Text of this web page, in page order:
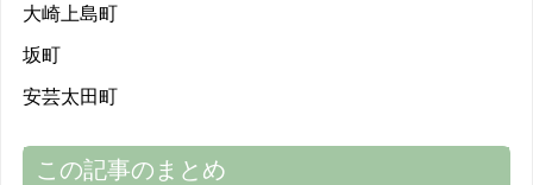
大崎上島町
坂町
安芸太田町
この記事のまとめ